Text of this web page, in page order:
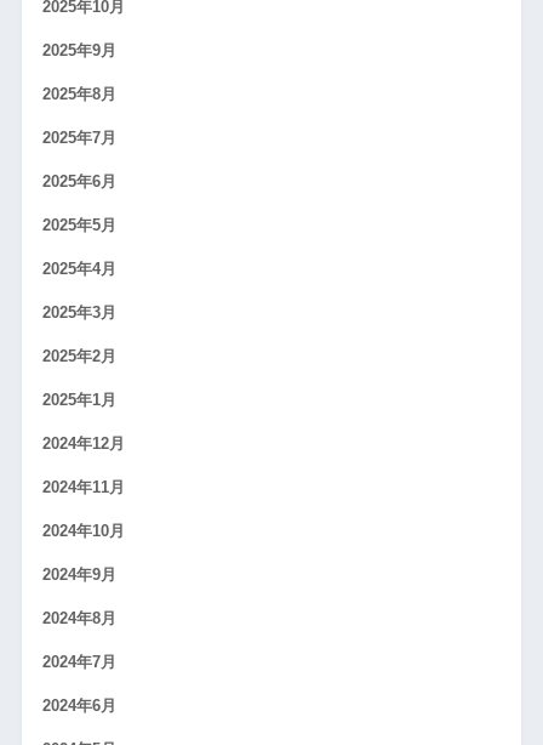
2025年10月
2025年9月
2025年8月
2025年7月
2025年6月
2025年5月
2025年4月
2025年3月
2025年2月
2025年1月
2024年12月
2024年11月
2024年10月
2024年9月
2024年8月
2024年7月
2024年6月